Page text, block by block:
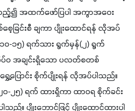
ထည့်၍ အထက်ဖော်ပြပါ အကွာအဝေး
ြင်းစီ ချကာ ပျိုးထောင်ရန် လိုအပ်
၁၀-၁၅) ရက်သား ရွက်မှန်(၂) ရွက်
အချင်းရှိသော ပလတ်စတစ်
ပြောင်း စိုက်ပျိုးရန် လိုအပ်ပါသည်။
-၂၅) ရက် ထားရှိကာ ထာဝရ စိုက်ခင်း
သည်။ ပျိုးဘောင်ဖြင့် ပျိုးထောင်ထားပါ